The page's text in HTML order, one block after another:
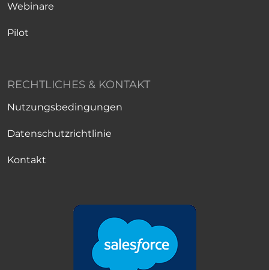
Webinare
Pilot
RECHTLICHES & KONTAKT
Nutzungsbedingungen
Datenschutzrichtlinie
Kontakt